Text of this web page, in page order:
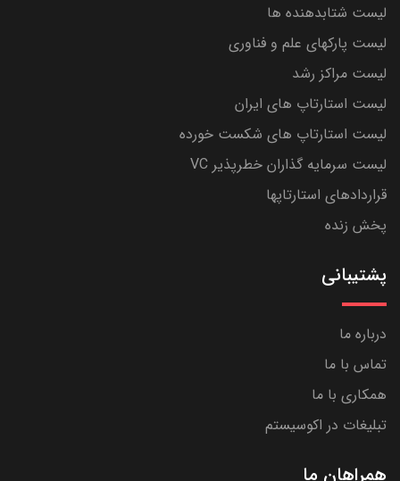
لیست شتابدهنده ها
لیست پارکهای علم و فناوری
لیست مراکز رشد
لیست استارتاپ های ایران
لیست استارتاپ های شکست خورده
لیست سرمایه گذاران خطرپذیر VC
قراردادهای استارتاپها
پخش زنده
پشتیبانی
درباره ما
تماس با ما
همکاری با ما
تبلیغات در اکوسیستم
همراهان ما